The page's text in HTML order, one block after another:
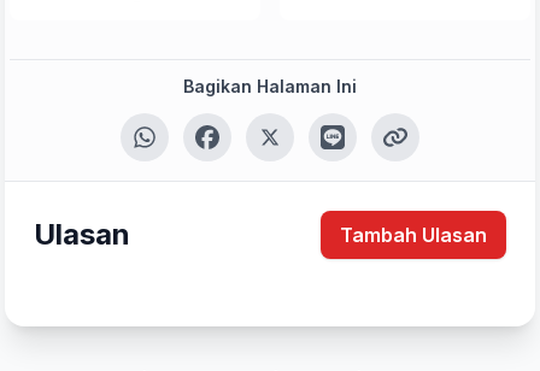
Bagikan Halaman Ini
Ulasan Tambah Ulasan